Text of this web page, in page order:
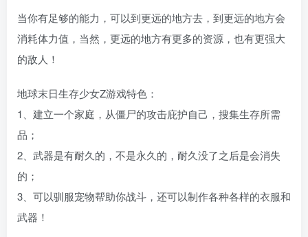
当你有足够的能力，可以到更远的地方去，到更远的地方会
消耗体力值，当然，更远的地方有更多的资源，也有更强大
的敌人！
地球末日生存少女Z游戏特色：
1、建立一个家庭，从僵尸的攻击庇护自己，搜集生存所需
品；
2、武器是有耐久的，不是永久的，耐久没了之后是会消失
的；
3、可以驯服宠物帮助你战斗，还可以制作各种各样的衣服和
武器！